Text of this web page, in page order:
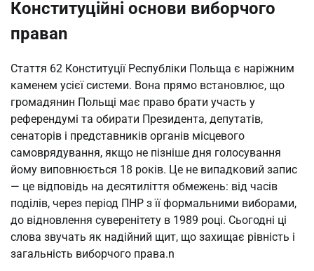
Конституційні основи виборчого
праваn
Стаття 62 Конституції Республіки Польща є наріжним
каменем усієї системи. Вона прямо встановлює, що
громадянин Польщі має право брати участь у
референдумі та обирати Президента, депутатів,
сенаторів і представників органів місцевого
самоврядування, якщо не пізніше дня голосування
йому виповнюється 18 років. Це не випадковий запис
— це відповідь на десятиліття обмежень: від часів
поділів, через період ПНР з її формальними виборами,
до відновлення суверенітету в 1989 році. Сьогодні ці
слова звучать як надійний щит, що захищає рівність і
загальність виборчого права.n